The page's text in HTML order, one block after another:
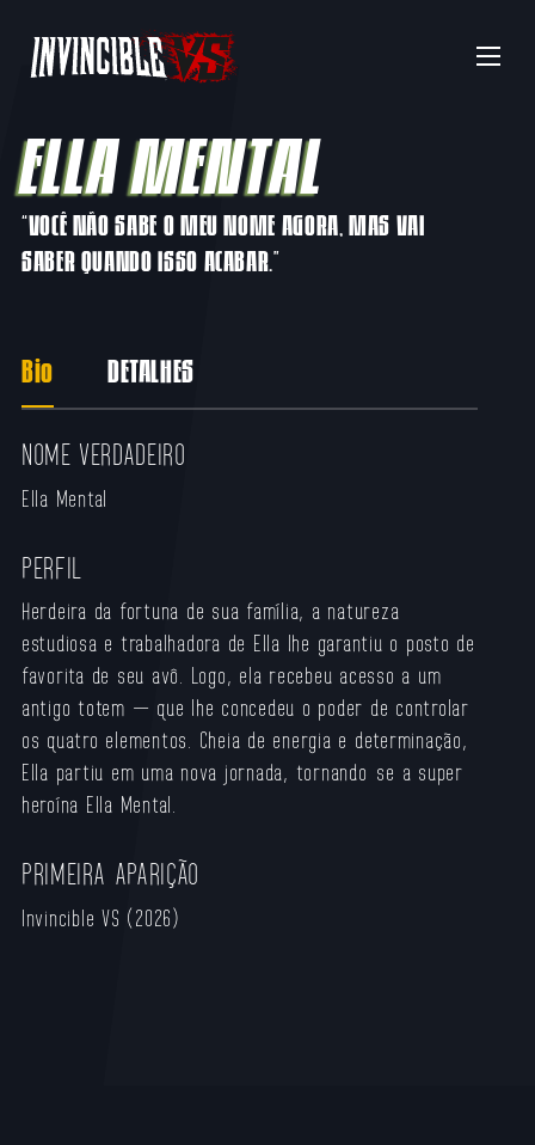
Menu
ELLA MENTAL
“VOCÊ NÃO SABE O MEU NOME AGORA, MAS VAI
SABER QUANDO ISSO ACABAR.”
Bio DETALHES
NOME VERDADEIRO
Ella Mental
PERFIL
Herdeira da fortuna de sua família, a natureza
estudiosa e trabalhadora de Ella lhe garantiu o posto de
favorita de seu avô. Logo, ela recebeu acesso a um
antigo totem — que lhe concedeu o poder de controlar
os quatro elementos. Cheia de energia e determinação,
Ella partiu em uma nova jornada, tornando-se a super-
heroína Ella Mental.
PRIMEIRA APARIÇÃO
Invincible VS (2026)